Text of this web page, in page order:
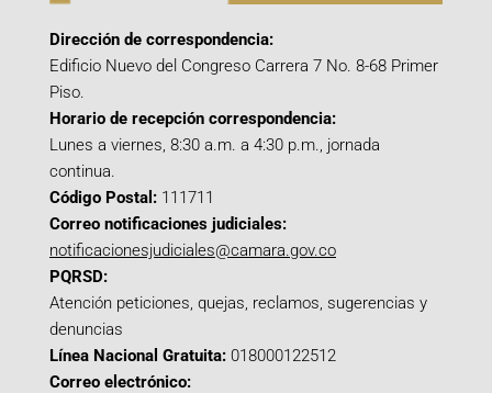
Dirección de correspondencia:
Edificio Nuevo del Congreso Carrera 7 No. 8-68 Primer
Piso.
Horario de recepción correspondencia:
Lunes a viernes, 8:30 a.m. a 4:30 p.m., jornada
continua.
Código Postal: 111711
Correo notificaciones judiciales:
notificacionesjudiciales@camara.gov.co
PQRSD:
Atención peticiones, quejas, reclamos, sugerencias y
denuncias
Línea Nacional Gratuita: 018000122512
Correo electrónico: